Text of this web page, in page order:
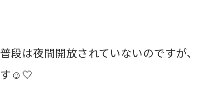
普段は夜間開放されていないのですが、
す☺️🤍